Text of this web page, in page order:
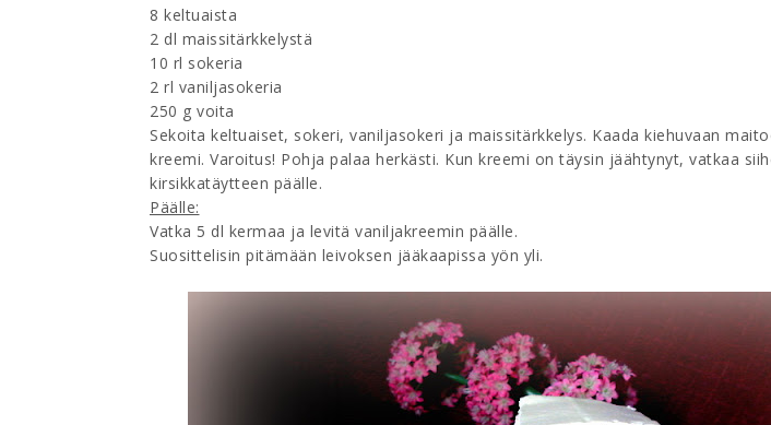
8 keltuaista
2 dl maissitärkkelystä
10 rl sokeria
2 rl vaniljasokeria
250 g voita
Sekoita keltuaiset, sokeri, vaniljasokeri ja maissitärkkelys. Kaada kiehuvaan
kreemi. Varoitus! Pohja palaa herkästi. Kun kreemi on täysin jäähtynyt, vatkaa
kirsikkatäytteen päälle.
Päälle:
Vatka 5 dl kermaa ja levitä vaniljakreemin päälle.
Suosittelisin pitämään leivoksen jääkaapissa yön yli.